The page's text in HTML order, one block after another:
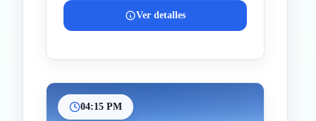
Ver detalles
04:15 PM